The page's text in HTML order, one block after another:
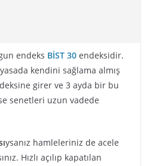
endeks BİST 30 endeksidir.
kendini sağlama almış
girer ve 3 ayda bir bu
senetleri uzun vadede
ysanız hamleleriniz de acele
Hızlı açılıp kapatılan